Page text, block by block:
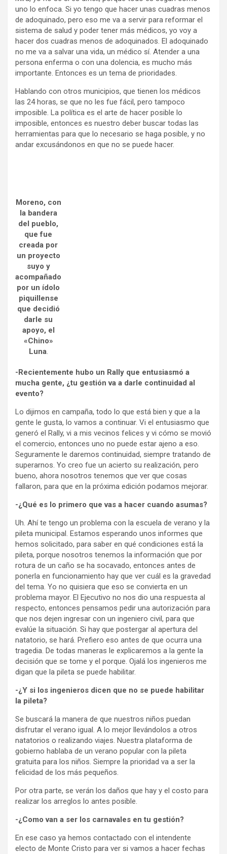
uno lo enfoca. Si yo tengo que hacer unas cuadras menos
de adoquinado, pero eso me va a servir para reformar el
sistema de salud y poder tener más médicos, yo voy a
hacer dos cuadras menos de adoquinados. El adoquinado
no me va a salvar una vida, un médico sí. Atender a una
persona enferma o con una dolencia, es mucho más
importante. Entonces es un tema de prioridades.
Hablando con otros municipios, que tienen los médicos
las 24 horas, se que no les fue fácil, pero tampoco
imposible. La política es el arte de hacer posible lo
imposible, entonces es nuestro deber buscar todas las
herramientas para que lo necesario se haga posible, y no
andar excusándonos en que no se puede hacer.
Moreno, con
la bandera
del pueblo,
que fue
creada por
un proyecto
suyo y
acompañado
por un ídolo
piquillense
que decidió
darle su
apoyo, el
«Chino»
Luna.
-Recientemente hubo un Rally que entusiasmó a
mucha gente, ¿tu gestión va a darle continuidad al
evento?
Lo dijimos en campaña, todo lo que está bien y que a la
gente le gusta, lo vamos a continuar. Vi el entusiasmo que
generó el Rally, vi a mis vecinos felices y vi cómo se movió
el comercio, entonces uno no puede estar ajeno a eso.
Seguramente le daremos continuidad, siempre tratando de
superarnos. Yo creo fue un acierto su realización, pero
bueno, ahora nosotros tenemos que ver que cosas
fallaron, para que en la próxima edición podamos mejorar.
-¿Qué es lo primero que vas a hacer cuando asumas?
Uh. Ahí te tengo un problema con la escuela de verano y la
pileta municipal. Estamos esperando unos informes que
hemos solicitado, para saber en qué condiciones está la
pileta, porque nosotros tenemos la información que por
rotura de un caño se ha socavado, entonces antes de
ponerla en funcionamiento hay que ver cuál es la gravedad
del tema. Yo no quisiera que eso se convierta en un
problema mayor. El Ejecutivo no nos dio una respuesta al
respecto, entonces pensamos pedir una autorización para
que nos dejen ingresar con un ingeniero civil, para que
evalúe la situación. Si hay que postergar al apertura del
natatorio, se hará. Prefiero eso antes de que ocurra una
tragedia. De todas maneras le explicaremos a la gente la
decisión que se tome y el porque. Ojalá los ingenieros me
digan que la pileta se puede habilitar.
-¿Y si los ingenieros dicen que no se puede habilitar
la pileta?
Se buscará la manera de que nuestros niños puedan
disfrutar el verano igual. A lo mejor llevándolos a otros
natatorios o realizando viajes. Nuestra plataforma de
gobierno hablaba de un verano popular con la pileta
gratuita para los niños. Siempre la prioridad va a ser la
felicidad de los más pequeños.
Por otra parte, se verán los daños que hay y el costo para
realizar los arreglos lo antes posible.
-¿Como van a ser los carnavales en tu gestión?
En ese caso ya hemos contactado con el intendente
electo de Monte Cristo para ver si vamos a hacer fechas